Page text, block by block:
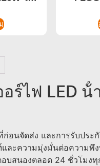
อร์ไฟ LED
อนจัดส่ง และการรับประ
ละความมุ่งมั่นต่อความพึ
บสนองตลอด 24 ชั่วโมง